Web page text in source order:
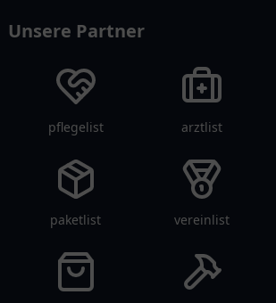
Unsere Partner
pflegelist arztlist
paketlist vereinlist